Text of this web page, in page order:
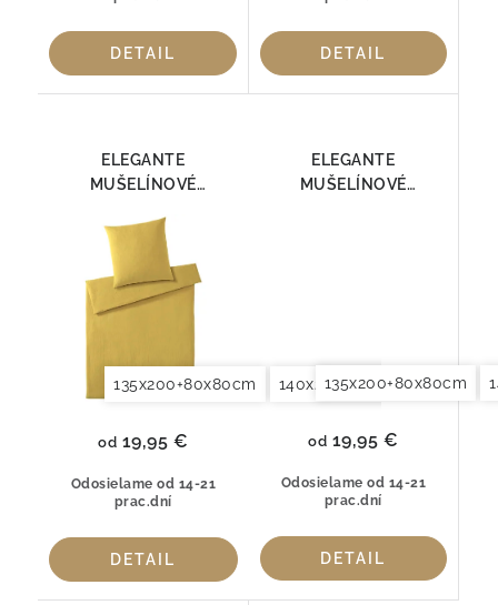
DETAIL DETAIL
ELEGANTE
MUŠELÍNOVÉ
7095-03
135x200+80x80cm 140x200+70x90cm
Odosielame od 14-21
prac.dní
od 19,95 €
DETAIL
ELEGANTE
MUŠELÍNOVÉ
135x200+80x80cm
Odosielame od 14-21
prac.dní
od 19,95 €
DETAIL